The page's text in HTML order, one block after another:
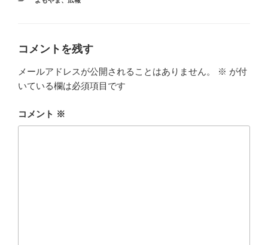
コメントを残す
メールアドレスが公開されることはありません。 ※ が付
いている欄は必須項目です
コメント ※